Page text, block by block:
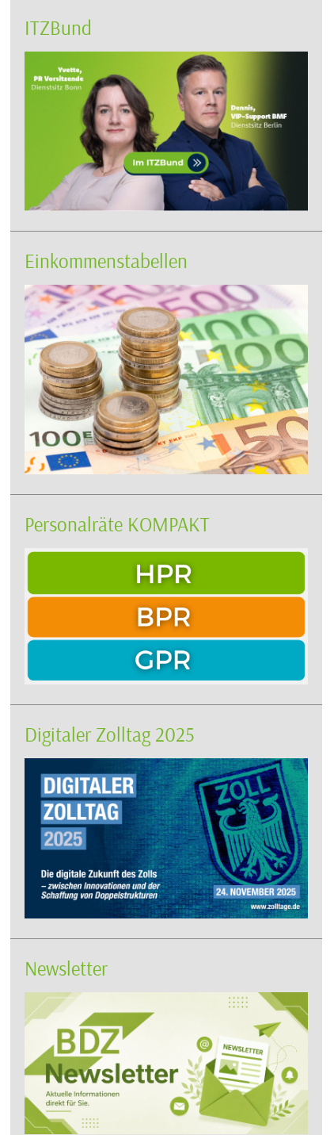
ITZBund
Einkommenstabellen
Personalräte KOMPAKT
Digitaler Zolltag 2025
Newsletter